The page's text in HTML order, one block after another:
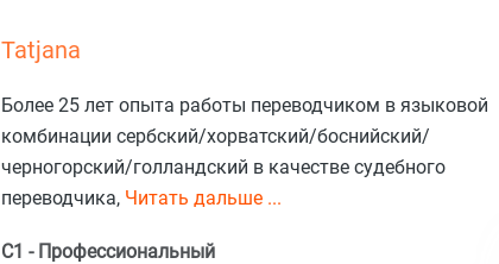
Tatjana
Более 25 лет опыта работы переводчиком в языковой
комбинации сербский/хорватский/боснийский/
черногорский/голландский в качестве судебного
переводчика, Читать дальше ...
C1 - Профессиональный